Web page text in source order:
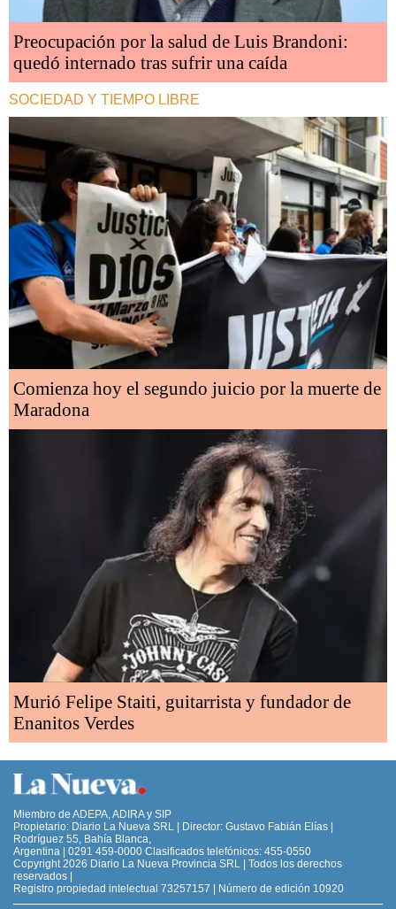
Preocupación por la salud de Luis Brandoni:
quedó internado tras sufrir una caída
SOCIEDAD Y TIEMPO LIBRE
Comienza hoy el segundo juicio por la muerte de
Maradona
Murió Felipe Staiti, guitarrista y fundador de
Enanitos Verdes
Miembro de ADEPA, ADIRA y SIP
Propietario: Diario La Nueva SRL | Director: Gustavo Fabián Elías |
Rodríguez 55, Bahía Blanca,
Argentina | 0291 459-0000 Clasificados telefónicos: 455-0550
Copyright 2026 Diario La Nueva Provincia SRL | Todos los derechos
reservados |
Registro propiedad intelectual 73257157 | Número de edición 10920